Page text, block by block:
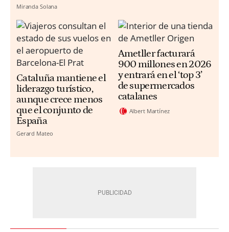
Miranda Solana
Cataluña mantiene el
liderazgo turístico,
aunque crece menos
que el conjunto de
España
Gerard Mateo
Ametller facturará
900 millones en 2026
y entrará en el ‘top 3’
de supermercados
catalanes
Albert Martínez